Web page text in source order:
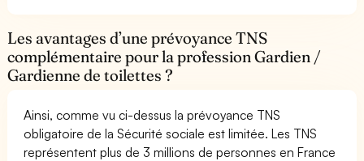
Les avantages d’une prévoyance TNS
complémentaire pour la profession Gardien /
Gardienne de toilettes ?
Ainsi, comme vu ci-dessus la prévoyance TNS
obligatoire de la Sécurité sociale est limitée. Les TNS
représentent plus de 3 millions de personnes en France